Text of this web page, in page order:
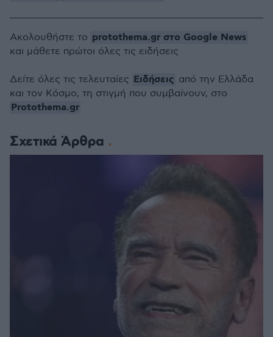
Σχετικά Άρθρα
Ακολουθήστε το protothema.gr στο Google News
και μάθετε πρώτοι όλες τις ειδήσεις
Δείτε όλες τις τελευταίες Ειδήσεις από την Ελλάδα
και τον Κόσμο, τη στιγμή που συμβαίνουν, στο
Protothema.gr